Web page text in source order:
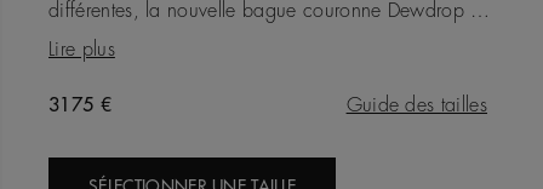
différentes, la nouvelle bague couronne Dewdrop en
platine est destinée à évoluer avec vous et votre
amour, au fil du t
Lire plus
Original price
3175 € Guide des tailles